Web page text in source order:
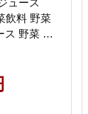
ュース
飲料 野菜
ス 野菜 や